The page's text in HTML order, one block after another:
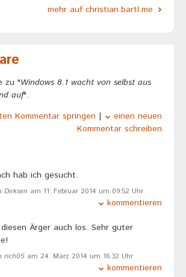
mehr auf christian.bartl.me
zu "Windows 8.1 wacht von selbst aus
auf".
Kommentar springen |
einen neuen
Kommentar schreiben
hab ich gesucht.
Dirksen am 11. Februar 2014 um 09:52 Uhr
kommentieren
Ärger auch los. Sehr guter
rich05 am 24. März 2014 um 16:32 Uhr
kommentieren